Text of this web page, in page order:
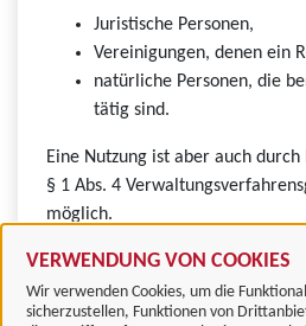
VERWENDUNG VON COOKIES
Wir verwenden Cookies, um die
sicherzustellen, Funktionen von
Juristische Personen,
Vereinigungen, denen ein
natürliche Personen, die
tätig sind.
Eine Nutzung ist aber auch
§ 1 Abs. 4
möglich.